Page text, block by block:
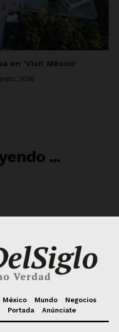
México Mundo
Negocios
Portada Anúnciate